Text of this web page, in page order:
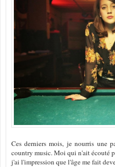
Ces derniers mois, je nourris une
country music. Moi qui n'ait écouté
j'ai l'impression que l'âge me fait